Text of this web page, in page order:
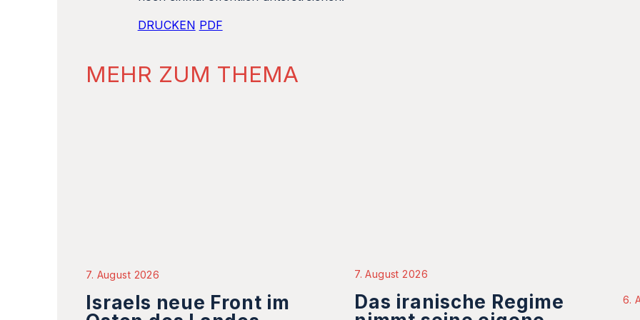
MEHR ZUM THEMA
Osten des Landes
In Israel wächst die Sorge vor einer neuen
Sicherheitsherausforderung an der jordanischen
nimmt seine eigene
Bevölkerung als Geisel
Von Nazafarin Pishkoohi. Während die Iraner es